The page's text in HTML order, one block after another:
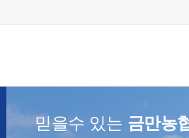
믿을수 있는 금만농